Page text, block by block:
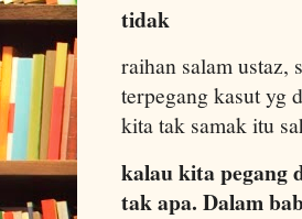
tidak
raihan salam ustaz,
terpegang kasut yg
kita tak samak itu
kalau kita pegang
tak apa. Dalam